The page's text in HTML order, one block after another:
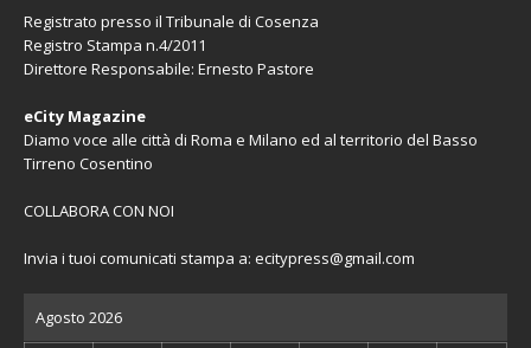
Registrato presso il Tribunale di Cosenza
Registro Stampa n.4/2011
Direttore Responsabile: Ernesto Pastore
eCity Magazine
Diamo voce alle città di Roma e Milano ed al territorio del Basso
Tirreno Cosentino
COLLABORA CON NOI
Invia i tuoi comunicati stampa a: ecitypress@gmail.com
Agosto 2026